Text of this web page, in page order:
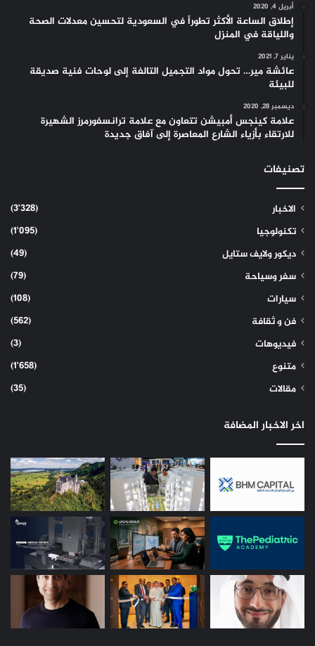
أبريل 4, 2020
إطلاق الساعة الأكثر تطوراً في السعودية لتحسين معدلات الصحة
واللياقة في المنزل
يناير 7, 2021
عائشة مير… تحول مواد التجميل التالفة إلى لوحات فنية صديقة
للبيئة
ديسمبر 28, 2020
علامة كينجس أمبيشن تتعاون مع علامة ترانسفورمرز الشهيرة
للارتقاء بأزياء الشارع المعاصرة إلى آفاق جديدة
تصنيفات
الاخبار
(3٬328)
تكنولوجيا
(1٬095)
ديكور ولايف ستايل
(49)
سفر وسياحة
(79)
سيارات
(108)
فن و ثقافة
(562)
فيديوهات
(3)
متنوع
(1٬658)
مقالات
(35)
اخر الاخبار المضافة